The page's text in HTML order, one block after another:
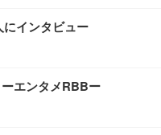
にインタビュー
ーエンタメRBBー